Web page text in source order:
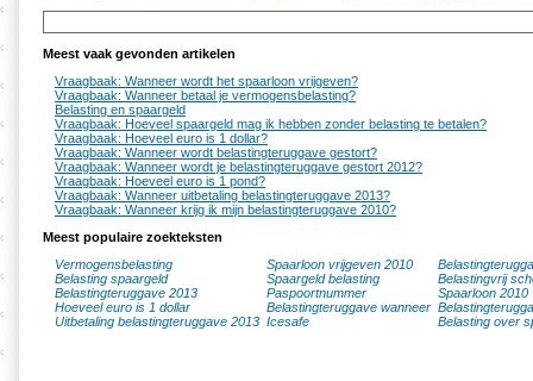
Meest vaak gevonden artikelen
Vraagbaak: Wanneer wordt het spaarloon vrijgeven?
Vraagbaak: Wanneer betaal je vermogensbelasting?
Belasting en spaargeld
Vraagbaak: Hoeveel spaargeld mag ik hebben zonder belasting te betalen?
Vraagbaak: Hoeveel euro is 1 dollar?
Vraagbaak: Wanneer wordt belastingteruggave gestort?
Vraagbaak: Wanneer wordt je belastingteruggave gestort 2012?
Vraagbaak: Hoeveel euro is 1 pond?
Vraagbaak: Wanneer uitbetaling belastingteruggave 2013?
Vraagbaak: Wanneer krijg ik mijn belastingteruggave 2010?
Meest populaire zoekteksten
Vermogensbelasting
Spaarloon vrijgeven 2010
Belasting spaargeld
Spaargeld belasting
Belastingvrij
Belastingteruggave 2013
Paspoortnummer
Spaarloon 2010
Hoeveel euro is 1 dollar
Belastingteruggave wanneer
Uitbetaling belastingteruggave 2013 Icesafe Belasting over